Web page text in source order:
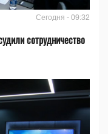
Сегодня - 09:32
сотрудничество